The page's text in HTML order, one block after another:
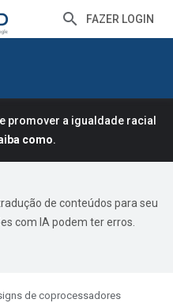
FAZER LOGIN
promover a igualdade racial
como.
de conteúdos para seu
com IA podem ter erros.
de coprocessadores